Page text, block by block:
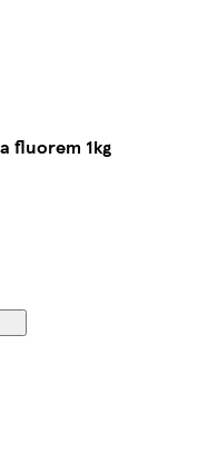
fluorem 1kg